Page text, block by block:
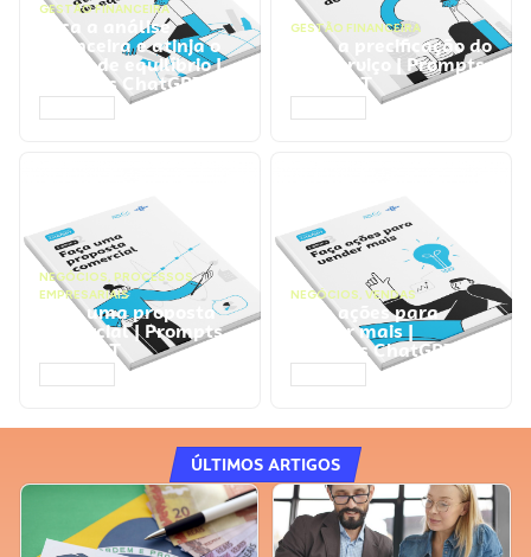
GESTÃO FINANCEIRA
Faça a análise
financeira e atinja o
ponto de equilíbrio |
Prompts ChatGPT
GESTÃO FINANCEIRA
Faça a precificação do
seu serviço | Prompts
ChatGPT
NEGÓCIOS, PROCESSOS
EMPRESARIAIS
Faça uma proposta
comercial | Prompts
ChatGPT
NEGÓCIOS, VENDAS
Faça ações para
vender mais |
Prompts ChatGPT
ÚLTIMOS ARTIGOS